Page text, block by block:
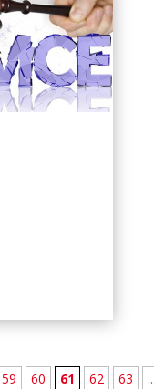
59 60 61 62 63